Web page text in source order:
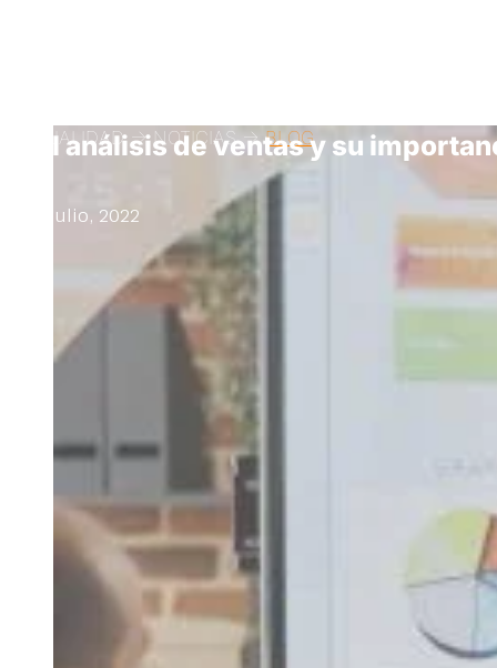
ACTUALIDAD -> NOTICIAS ->BLOG
El análisis de ventas y su
4 julio, 2022